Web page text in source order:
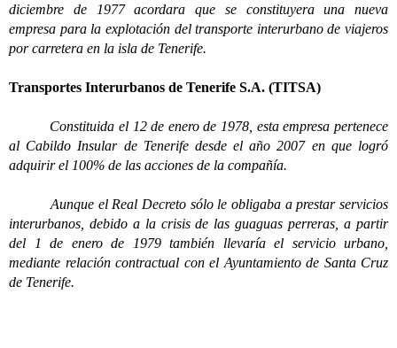
diciembre de 1977 acordara que se constituyera una nueva
empresa para la explotación del transporte interurbano de viajeros
por carretera en la isla de Tenerife.
Transportes Interurbanos de Tenerife S.A. (TITSA)
Constituida el 12 de enero de 1978, esta empresa pertenece
al Cabildo Insular de Tenerife desde el año 2007 en que logró
adquirir el 100% de las acciones de la compañía.
Aunque el Real Decreto sólo le obligaba a prestar servicios
interurbanos, debido a la crisis de las guaguas perreras, a partir
del 1 de enero de 1979 también llevaría el servicio urbano,
mediante relación contractual con el Ayuntamiento de Santa Cruz
de Tenerife.